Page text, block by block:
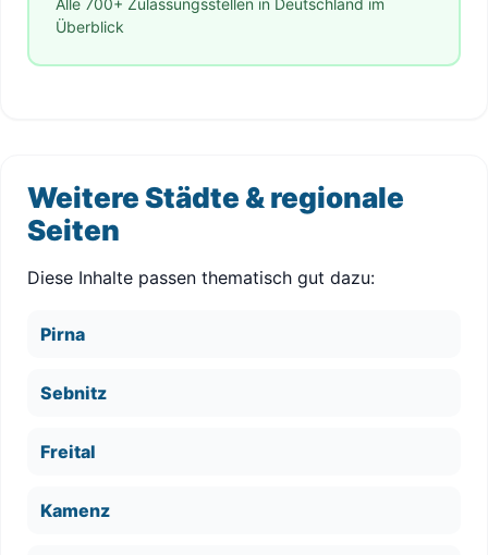
Alle 700+ Zulassungsstellen in Deutschland im
Überblick
Weitere Städte & regionale
Seiten
Diese Inhalte passen thematisch gut dazu:
Pirna
Sebnitz
Freital
Kamenz